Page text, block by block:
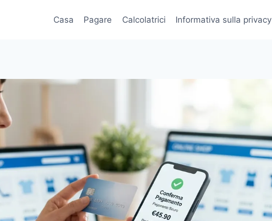
Casa Pagare Calcolatrici Informativa sulla privacy